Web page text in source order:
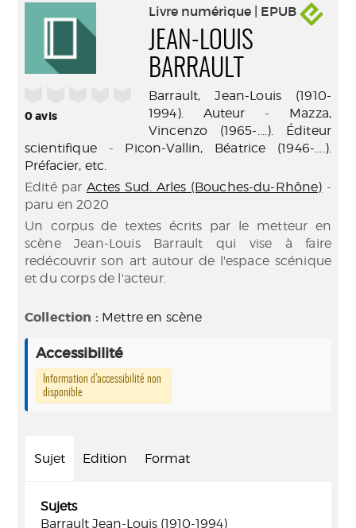
0avis
Livre numérique | EPUB
JEAN-LOUIS
BARRAULT
Barrault, Jean-Louis (1910-
1994). Auteur - Mazza,
Vincenzo (1965-....). Éditeur
scientifique- Picon-Vallin, Béatrice (1946-....).
Préfacier, etc.
Edité par Actes Sud. Arles (Bouches-du-Rhône) -
paru en 2020
Un corpus de textes écrits par le metteur en
scène Jean-Louis Barrault qui vise à faire
redécouvrir son art autour de l'espace scénique
et du corps de l'acteur.
Collection : Mettre en scène
Accessibilité
Information d’accessibilité non
disponible
Sujet Edition Format
Sujets
Barrault Jean-Louis (1910-1994)